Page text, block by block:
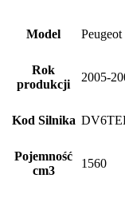
Model
Rok
produkcji
2005-
Kod Silnika
Pojemność
cm3
1560